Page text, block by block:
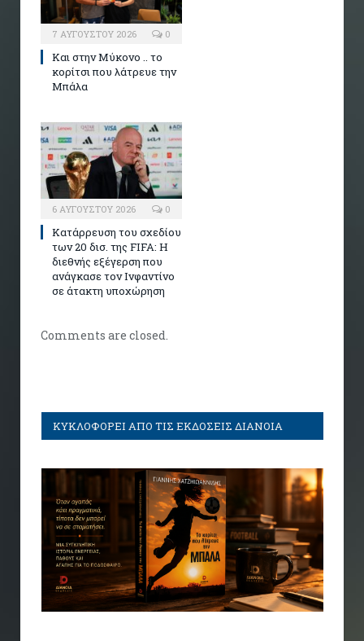
7 ΑΥΓΟΎΣΤΟΥ 2026 0
Και στην Μύκονο .. το
κορίτσι που λάτρευε την
Μπάλα
6 ΑΥΓΟΎΣΤΟΥ 2026 0
Κατάρρευση του σχεδίου
των 20 δισ. της FIFA: Η
διεθνής εξέγερση που
ανάγκασε τον Ινφαντίνο
σε άτακτη υποχώρηση
Comments are closed.
ΚΥΚΛΟΦΟΡΕΙ ΑΠΟ ΤΙΣ ΕΚΔΟΣΕΙΣ ΔΙΑΝΟΙΑ